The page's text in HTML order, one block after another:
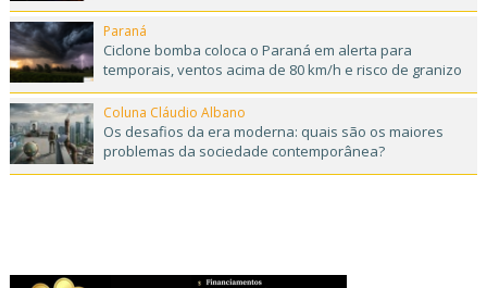
Paraná
Ciclone bomba coloca o Paraná em alerta para
temporais, ventos acima de 80 km/h e risco de granizo
Coluna Cláudio Albano
Os desafios da era moderna: quais são os maiores
problemas da sociedade contemporânea?